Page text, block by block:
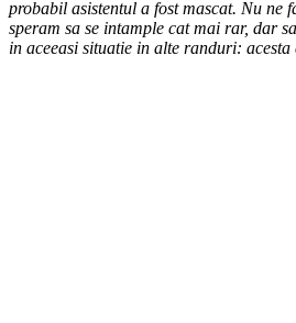
probabil asistentul a fost mascat. Nu ne
speram sa se intample cat mai rar, dar
in aceeasi situatie in alte randuri: acesta